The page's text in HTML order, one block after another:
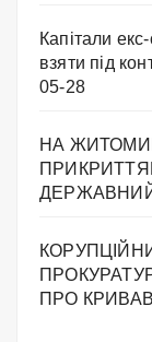
Капітали
взяти під
05-28
НА
ПРО